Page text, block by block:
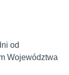
od
Województwa